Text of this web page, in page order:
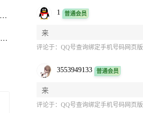
1 普通会员
来
评论于：QQ号查询绑定手机号码网页版
3553949133 普通会员
来
评论于：QQ号查询绑定手机号码网页版